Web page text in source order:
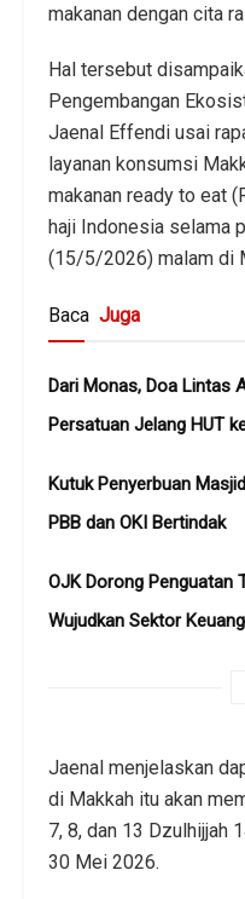
makanan dengan cita
Hal tersebut
Pengembangan
Jaenal Effendi usai
layanan konsumsi
makanan ready to eat
haji Indonesia selama
(15/5/2026) malam di
Baca Juga
Dari Monas, Doa Lintas
Persatuan Jelang HUT
Kutuk Penyerbuan
PBB dan OKI Bertindak
OJK Dorong Penguatan
Wujudkan Sektor
Jaenal menjelaskan
di Makkah itu akan
7, 8, dan 13 Dzulhijjah
30 Mei 2026.